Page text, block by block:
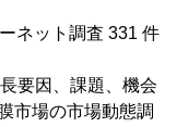
ネット調査 331 件
要因、課題、機会
市場の市場動態調